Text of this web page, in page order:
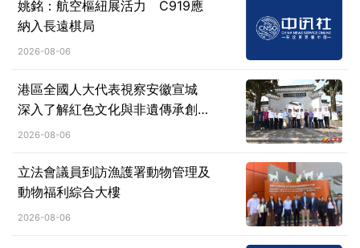
姚銘：航空樞紐展活力 C919應
納入長遠棋局
2026-08-06
港區全國人大代表視察安徽宣城
深入了解紅色文化與非遺傳承創新
成果
2026-08-06
立法會議員到訪漁護署動物管理及
動物福利綜合大樓
2026-08-06